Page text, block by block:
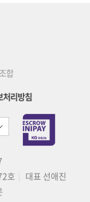
합
처리방침
호
대표 선애진